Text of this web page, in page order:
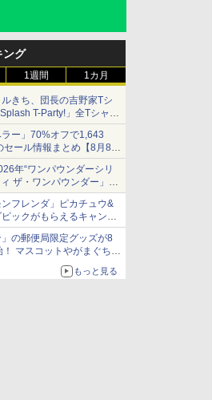
ング
1週間 1カ月
きち、団長の吉野家Tシ
T-Party!」全Tシャツ
ンライン販売開始
ラー」70%オフで1,643
セール情報まとめ【8月8日
プでは「大神 絶景版」が
年“ワンパウンダーシリ
ザ・ワンパウンダー」を
ソース」を使用した超大
フレンダ」ピカチュウ&
ックがもらえるキャンペ
」の郵便局限定グッズが8
マスコットやがまぐち、
もっと見る